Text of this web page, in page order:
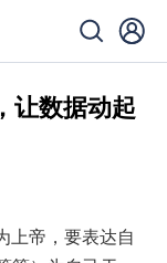
数据动起
上帝，要表达自